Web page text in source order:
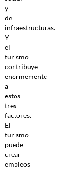
y
de
infraestructuras.
Y
el
turismo
contribuye
enormemente
a
estos
tres
factores.
El
turismo
puede
crear
empleos